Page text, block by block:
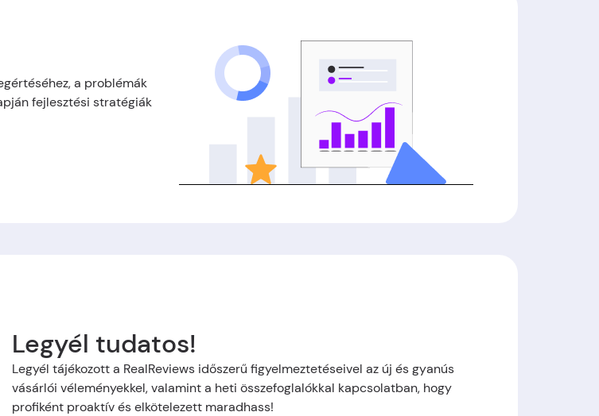
a problémák
fejlesztési stratégiák
Legyél tudatos!
Legyél tájékozott a RealReviews időszerű figyelmeztetéseivel az új és gyanús
vásárlói véleményekkel, valamint a heti összefoglalókkal kapcsolatban, hogy
profiként proaktív és elkötelezett maradhass!